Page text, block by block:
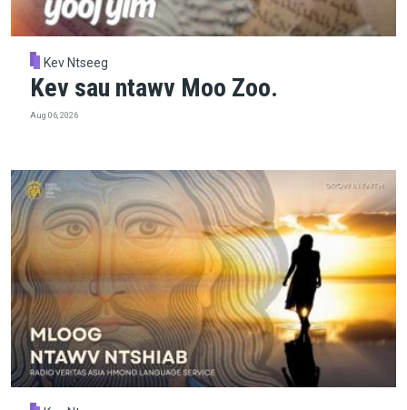
Kev Ntseeg
Kev sau ntawv Moo Zoo.
Aug 06, 2026